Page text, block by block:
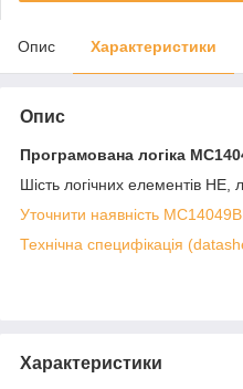
Опис Характеристики
Опис
Програмована логіка
Шість логічних елементів НЕ,
Уточнити наявність
Технічна специфікація
Характеристики